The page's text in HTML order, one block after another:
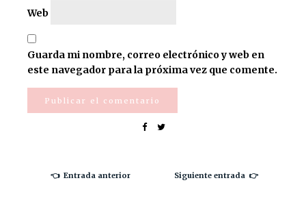
Web
Guarda mi nombre, correo electrónico y web en
este navegador para la próxima vez que comente.
👈 Entrada anterior Siguiente entrada 👉